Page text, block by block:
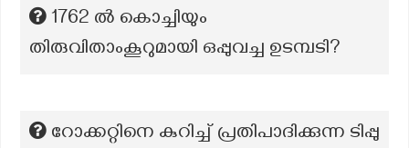
1762 ൽ കൊച്ചിയും
തിരുവിതാംകൂറുമായി ഒപ്പുവച്ച ഉടമ്പടി?
റോക്കറ്റിനെ കുറിച്ച് പ്രതിപാദിക്കുന്ന ടിപ്പു